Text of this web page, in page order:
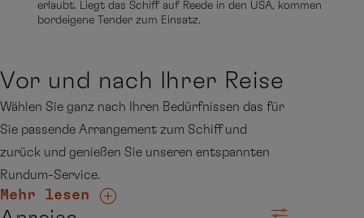
erlaubt. Liegt das Schiff auf Reede in den USA, kommen
bordeigene Tender zum Einsatz.
Vor und nach Ihrer Reise
Wählen Sie ganz nach Ihren Bedürfnissen das für
Sie passende Arrangement zum Schiff und
zurück und genießen Sie unseren entspannten
Rundum-Service.
Mehr lesen